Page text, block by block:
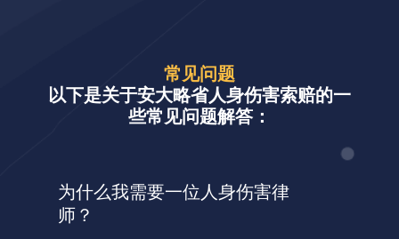
常见问题
以下是关于安大略省人身伤害索赔的一
些常见问题解答：
为什么我需要一位人身伤害律
师？